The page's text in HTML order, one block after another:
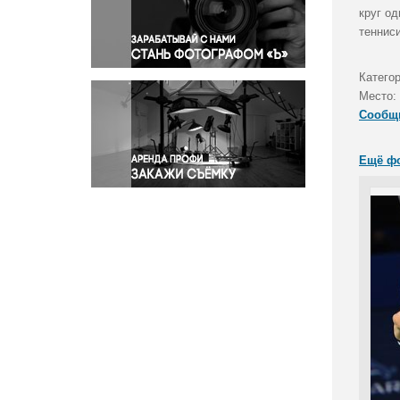
Правосудие
Происшествия и конфликты
Религия
Светская жизнь
Спорт
Экология
Экономика и бизнес
круг
Место:
Ещё